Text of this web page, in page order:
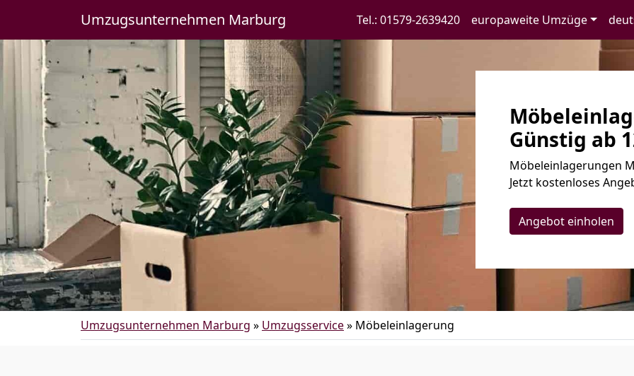
Umzugsunternehmen Marburg Tel.: 01579-2639420 europaweite Umzüge
Günstig ab
Möbeleinlagerungen
Jetzt kostenloses
Angebot einholen
Umzugsunternehmen Marburg » Umzugsservice» Möbeleinlagerung